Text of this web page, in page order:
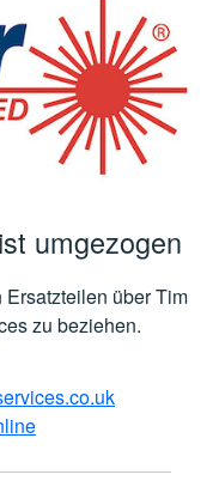
umgezogen
über Tim
zu beziehen.